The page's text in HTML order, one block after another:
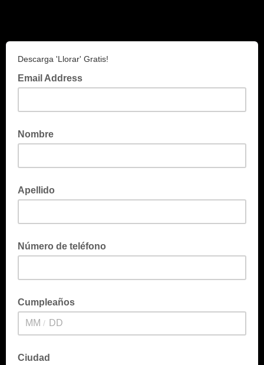
Descarga 'Llorar' Gratis!
Email Address
Nombre
Apellido
Número de teléfono
Cumpleaños
/
Ciudad